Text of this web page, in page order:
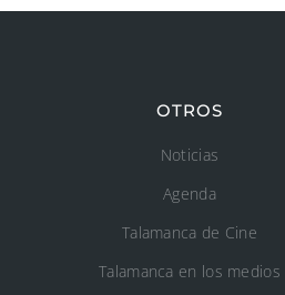
OTROS
Noticias
Agenda
Talamanca de Cine
Talamanca en los medios